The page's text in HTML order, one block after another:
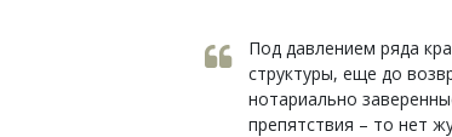
Под давлением ряда
структуры, еще до
нотариально
препятствия – то нет